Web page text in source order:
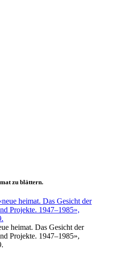
zu blättern.
heimat. Das Gesicht der
Projekte. 1947–1985»,